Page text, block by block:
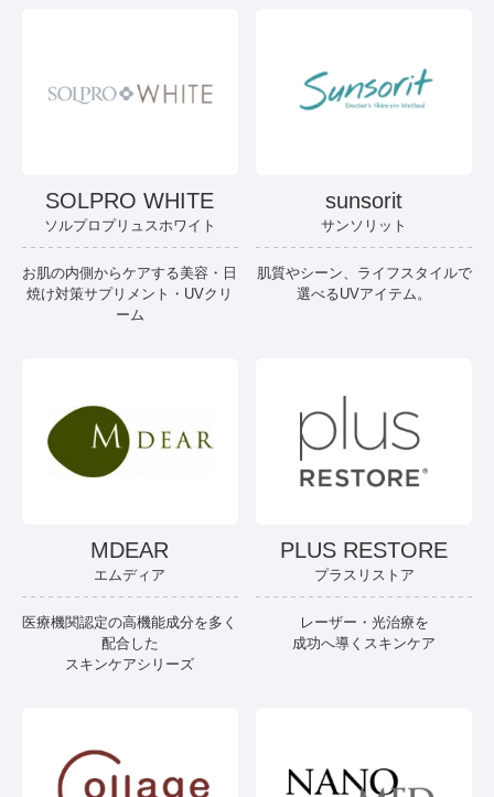
SOLPRO WHITE
ソルプロプリュスホワイト
お肌の内側からケアする美容・日
焼け対策サプリメント・UVクリ
ーム
sunsorit
サンソリット
肌質やシーン、ライフスタイルで
選べるUVアイテム。
MDEAR
エムディア
医療機関認定の高機能成分を多く
配合した
スキンケアシリーズ
PLUS RESTORE
プラスリストア
レーザー・光治療を
成功へ導くスキンケア